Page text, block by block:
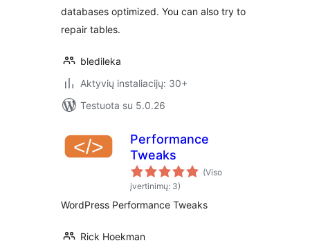
databases optimized. You can also try to
repair tables.
bledileka
Aktyvių instaliacijų: 30+
Testuota su 5.0.26
Performance
Tweaks
(Viso
įvertinimų: 3)
WordPress Performance Tweaks
Rick Hoekman